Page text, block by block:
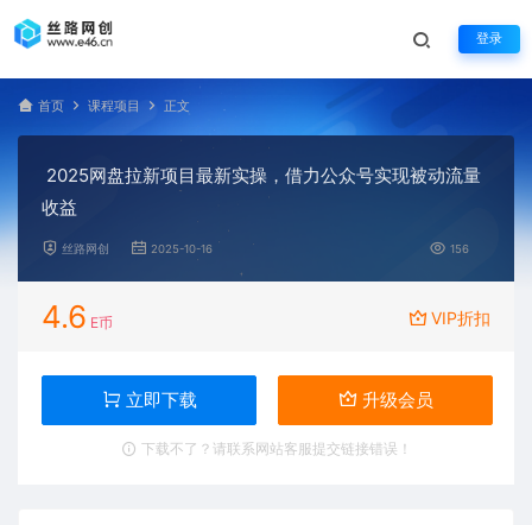
登录
首页 课程项目 正文
2025网盘拉新项目最新实操，借力公众号实现被动流量
收益
丝路网创 2025-10-16 156
4.6 E币 VIP折扣
立即下载 升级会员
下载不了？请联系网站客服提交链接错误！